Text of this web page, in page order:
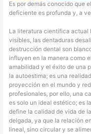
Es por demás conocido que
deficiente es profunda y, a
La literatura científica actual
visibles, las dentaduras
destrucción dental son
influyen en la manera como
amabilidad y el éxito de una
la autoestima; es una
proyección en el mundo y
profesionales, por ello, una
es solo un ideal estético; es
define la calidad de vida de
delgada, ya que la relación
lineal, sino circular y se